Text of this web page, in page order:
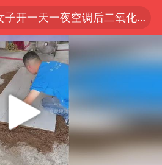
女子开一天一夜空调后二氧化碳中毒
峰阻止14岁女儿买大牌
我国货物贸易进出口超30万亿元
泰国枪击案凶手先杀祖父母后行凶
带薪错峰休假通知引争议 河南回应